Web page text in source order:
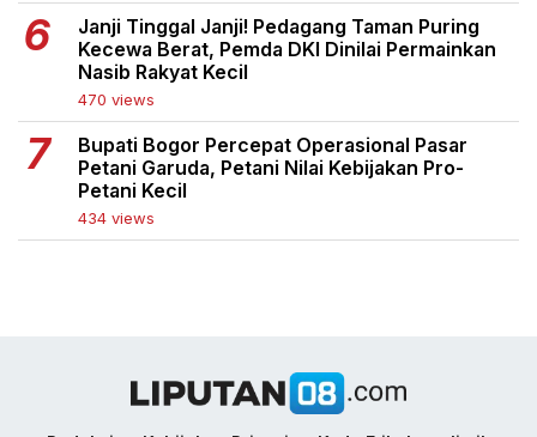
Janji Tinggal Janji! Pedagang Taman Puring
Kecewa Berat, Pemda DKI Dinilai Permainkan
Nasib Rakyat Kecil
470 views
Bupati Bogor Percepat Operasional Pasar
Petani Garuda, Petani Nilai Kebijakan Pro-
Petani Kecil
434 views